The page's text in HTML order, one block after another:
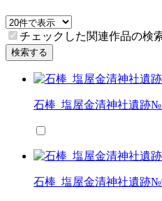
チェックした関連作品の検
検索する
石棒_塩屋金清神社遺跡
石棒_塩屋金清神社遺跡